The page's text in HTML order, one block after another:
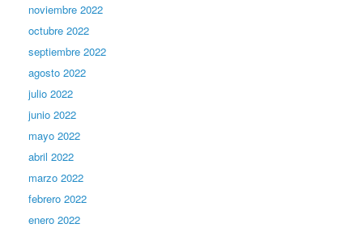
noviembre 2022
octubre 2022
septiembre 2022
agosto 2022
julio 2022
junio 2022
mayo 2022
abril 2022
marzo 2022
febrero 2022
enero 2022